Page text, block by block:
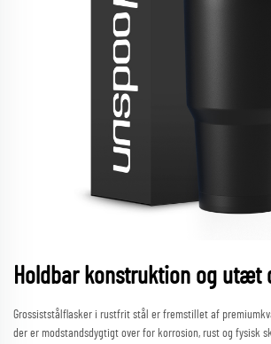
Holdbar konstruktion og utæt
Grossiststålflasker i rustfrit stål er fremstillet af
der er modstandsdygtigt over for korrosion, rust og fysisk